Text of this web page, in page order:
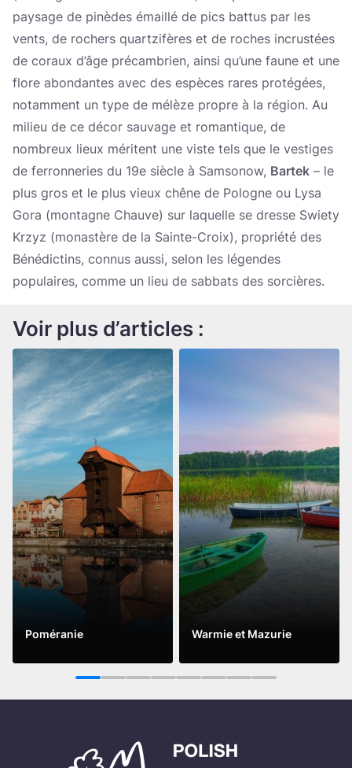
paysage de pinèdes émaillé de pics battus par les
vents, de rochers quartzifères et de roches incrustées
de coraux d’âge précambrien, ainsi qu’une faune et une
flore abondantes avec des espèces rares protégées,
notamment un type de mélèze propre à la région. Au
milieu de ce décor sauvage et romantique, de
nombreux lieux méritent une viste tels que le vestiges
de ferronneries du 19e siècle à Samsonow, Bartek – le
plus gros et le plus vieux chêne de Pologne ou Lysa
Gora (montagne Chauve) sur laquelle se dresse Swiety
Krzyz (monastère de la Sainte-Croix), propriété des
Bénédictins, connus aussi, selon les légendes
populaires, comme un lieu de sabbats des sorcières.
Voir plus d’articles :
Poméranie
Lire la suite
Warmie et Mazurie
Lire la suite
1 2 3 4 5 6 7 8